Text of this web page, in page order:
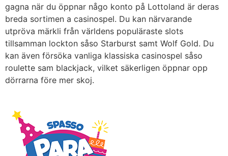
gagna när du öppnar någo konto på Lottoland är deras
breda sortimen a casinospel. Du kan närvarande
utpröva märkli från världens populäraste slots
tillsamman lockton såso Starburst samt Wolf Gold. Du
kan även försöka vanliga klassiska casinospel såso
roulette sam blackjack, vilket säkerligen öppnar opp
dörrarna före mer skoj.